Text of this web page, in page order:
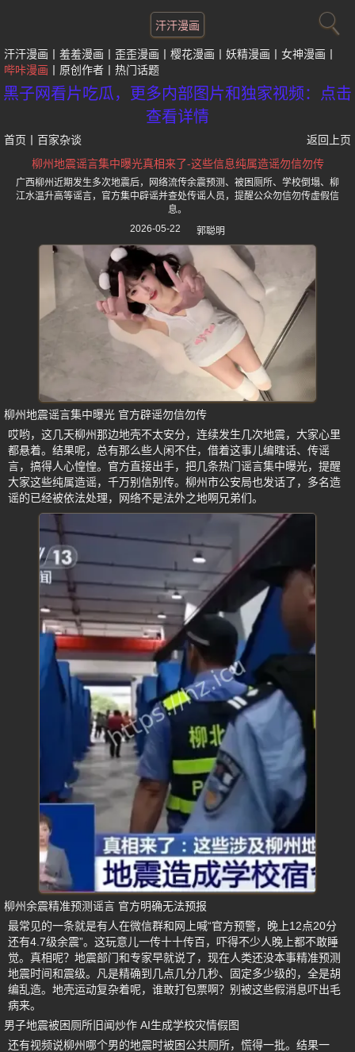
汗汗漫画
汗汗漫画 羞羞漫画 歪歪漫画 樱花漫画 妖精漫画
女神漫画
哔咔漫画
原创作者 热门话题
黑子网看片吃瓜，更多内部图片和独家视频：点击
查看详情
首页 百家杂谈
返回上页
柳州地震谣言集中曝光真相来了-这些信息纯属造谣勿信勿传
广西柳州近期发生多次地震后，网络流传余震预测、被困厕所、学校倒塌、柳
江水温升高等谣言，官方集中辟谣并查处传谣人员，提醒公众勿信勿传虚假信
息。
2026-05-22
郭聪明
柳州地震谣言集中曝光 官方辟谣勿信勿传
哎哟，这几天柳州那边地壳不太安分，连续发生几次地震，大家心里
都悬着。结果呢，总有那么些人闲不住，借着这事儿编瞎话、传谣
言，搞得人心惶惶。官方直接出手，把几条热门谣言集中曝光，提醒
大家这些纯属造谣，千万别信别传。柳州市公安局也发话了，多名造
谣的已经被依法处理，网络不是法外之地啊兄弟们。
柳州余震精准预测谣言 官方明确无法预报
最常见的一条就是有人在微信群和网上喊“官方预警，晚上12点20分
还有4.7级余震”。这玩意儿一传十十传百，吓得不少人晚上都不敢睡
觉。真相呢？地震部门和专家早就说了，现在人类还没本事精准预测
地震时间和震级。凡是精确到几点几分几秒、固定多少级的，全是胡
编乱造。地壳运动复杂着呢，谁敢打包票啊？别被这些假消息吓出毛
病来。
男子地震被困厕所旧闻炒作 AI生成学校灾情假图
还有视频说柳州哪个男的地震时被困公共厕所，慌得一批。结果一